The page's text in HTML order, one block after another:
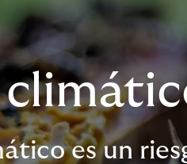
es un